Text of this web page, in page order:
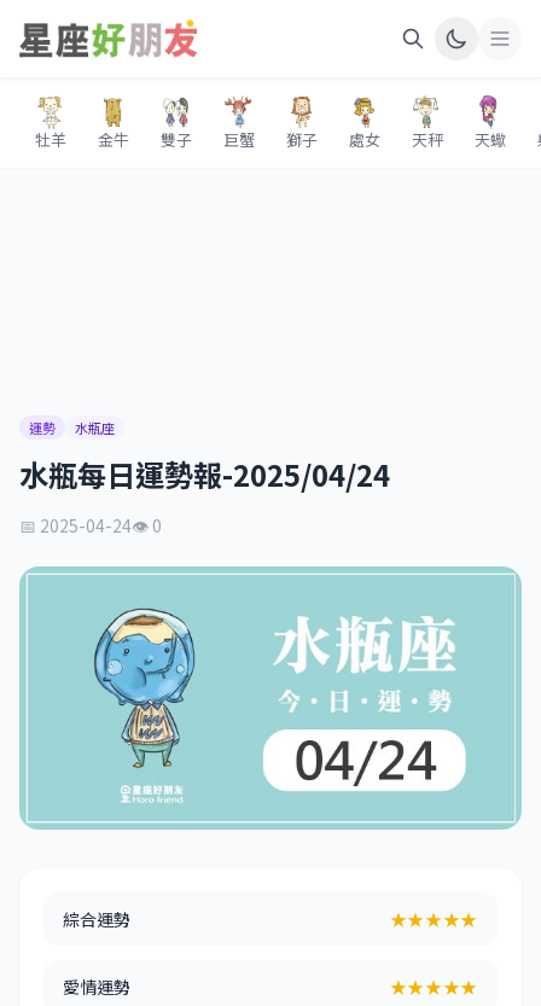
牡羊 金牛 雙子 巨蟹 獅子 處女 天秤 天蠍
運勢 水瓶座
水瓶每日運勢報-2025/04/24
📅 2025-04-24👁 0
綜合運勢 ★★★★★
愛情運勢 ★★★★★